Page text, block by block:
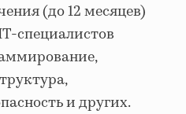
(до 12 месяцев)
специалистов
и других.